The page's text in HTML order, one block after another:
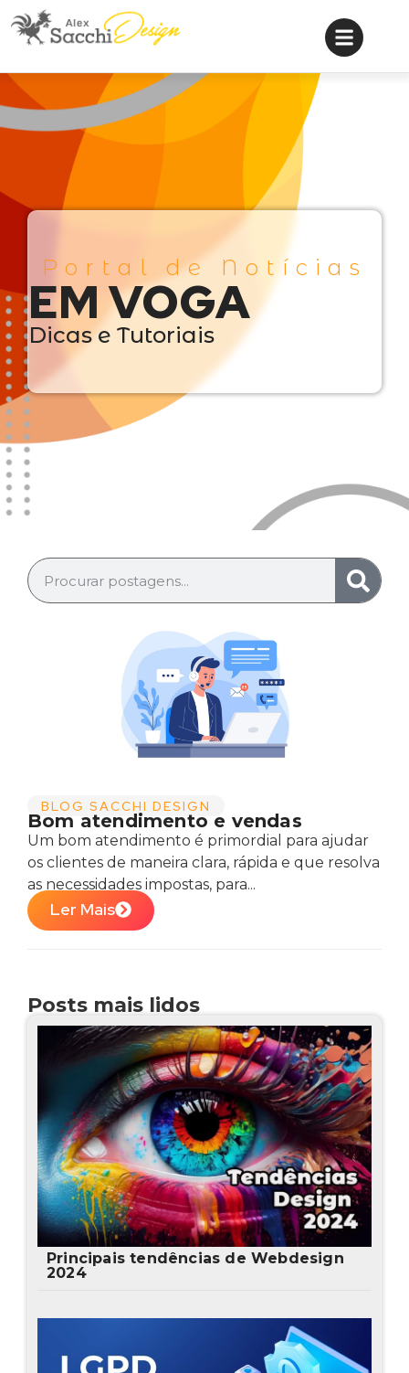
Portal de Notícias
EM VOGA
Dicas e Tutoriais
BLOG SACCHI DESIGN
Bom atendimento e vendas
Um bom atendimento é primordial para ajudar
os clientes de maneira clara, rápida e que resolva
as necessidades impostas, para...
Ler Mais
Posts mais lidos
Principais tendências de Webdesign
2024